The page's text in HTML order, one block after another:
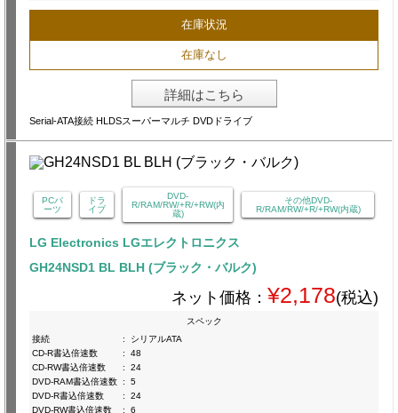
在庫状況
在庫なし
詳細はこちら
Serial-ATA接続 HLDSスーパーマルチ DVDドライブ
PCパ
ーツ
ドラ
イブ
DVD-
R/RAM/RW/+R/+RW(内
蔵)
その他DVD-
R/RAM/RW/+R/+RW(内蔵)
LG Electronics LGエレクトロニクス
GH24NSD1 BL BLH (ブラック・バルク)
ネット価格： ¥2,178(税込)
スペック
接続
:
シリアルATA
CD-R書込倍速数
:
48
CD-RW書込倍速数
:
24
DVD-RAM書込倍速数 :
5
DVD-R書込倍速数
:
24
DVD-RW書込倍速数
: 6